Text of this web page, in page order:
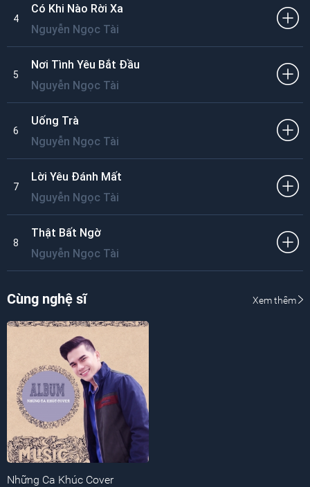
4
Có Khi Nào Rời Xa
Nguyễn Ngọc Tài
5
Nơi Tình Yêu Bắt Đầu
Nguyễn Ngọc Tài
6
Uống Trà
Nguyễn Ngọc Tài
7
Lời Yêu Đánh Mất
Nguyễn Ngọc Tài
8
Thật Bất Ngờ
Nguyễn Ngọc Tài
Cùng nghệ sĩ Xem thêm
Những Ca Khúc Cover